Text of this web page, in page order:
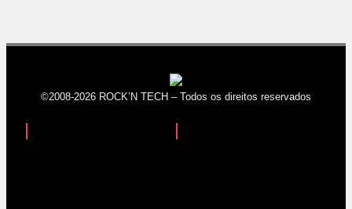
©2008-2026 ROCK’N TECH – Todos os direitos reservados